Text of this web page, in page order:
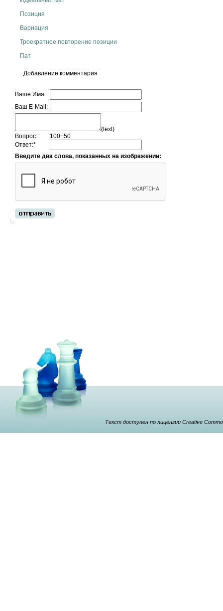
Позиция
Вариация
Троекратное повторение позиции
Пат
Добавление комментария
Ваше Имя:
Ваш E-Mail:
{text}
Вопрос:
100+50
Ответ:*
Введите два слова, показанных на изображении:
Текст доступен по лицензии Creative